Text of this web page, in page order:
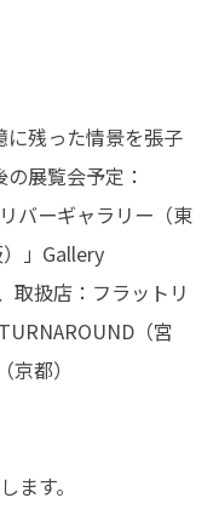
残った情景を張子
展覧会予定：
バーギャラリー（東
」Gallery
取扱店：フラットリ
（宮
都）
ます。